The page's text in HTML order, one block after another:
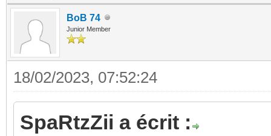
BoB 74
Junior Member
18/02/2023, 07:52:24
SpaRtzZii a écrit :